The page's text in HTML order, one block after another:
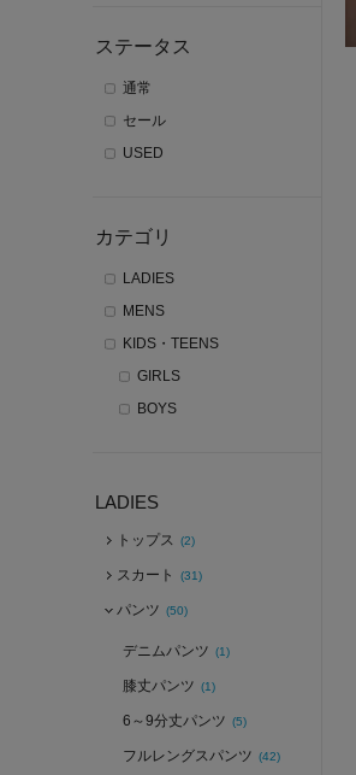
ステータス
通常
セール
USED
カテゴリ
LADIES
MENS
KIDS・TEENS
GIRLS
BOYS
LADIES
トップス (2)
スカート (31)
パンツ (50)
デニムパンツ (1)
膝丈パンツ (1)
6～9分丈パンツ (5)
フルレングスパンツ (42)